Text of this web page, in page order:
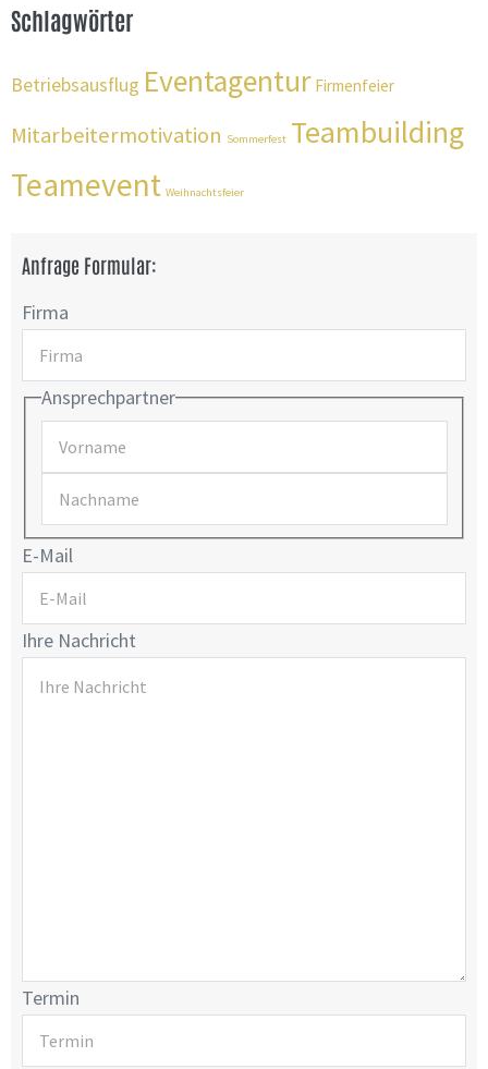
Schlagwörter
Betriebsausflug Eventagentur Firmenfeier
Mitarbeitermotivation Sommerfest Teambuilding
Teamevent Weihnachtsfeier
Anfrage Formular:
Firma
Ansprechpartner
E-Mail
Ihre Nachricht
Termin